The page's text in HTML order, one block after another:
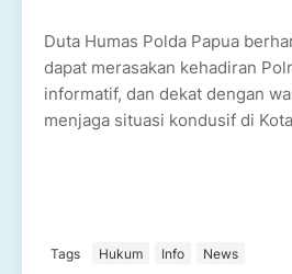
Duta Humas Polda Papua
dapat merasakan kehadiran
informatif, dan dekat dengan
menjaga situasi kondusif di
Tags Hukum Info News